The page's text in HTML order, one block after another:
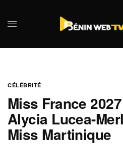
CÉLÉBRITÉ
Miss France
Alycia Lucea-
Miss Martinique